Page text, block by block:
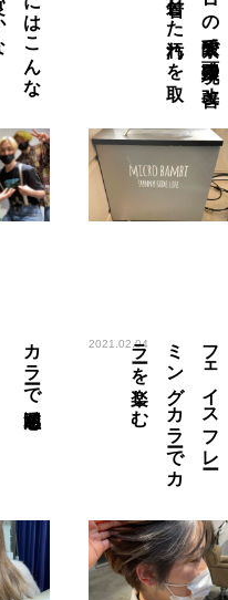
カラーで透明感を 2021.02.04 フ
ェ
イ
ス
フ
レ
ー
ミ
ン
グ
カ
ラ
ーで
カ
ラ
ーを
楽し
む